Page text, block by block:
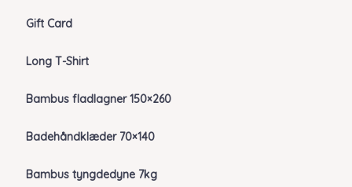
Gift Card
Long T-Shirt
Bambus fladlagner 150×260
Badehåndklæder 70×140
Bambus tyngdedyne 7kg